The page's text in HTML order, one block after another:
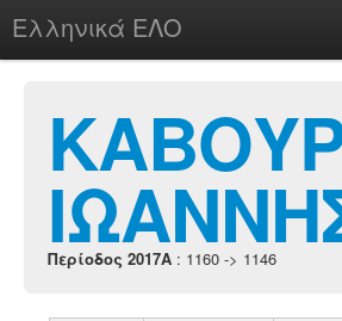
Ελληνικά ΕΛΟ
chesstu.be @ discord
Login
Περίοδος 2017A : 1160 -> 1146